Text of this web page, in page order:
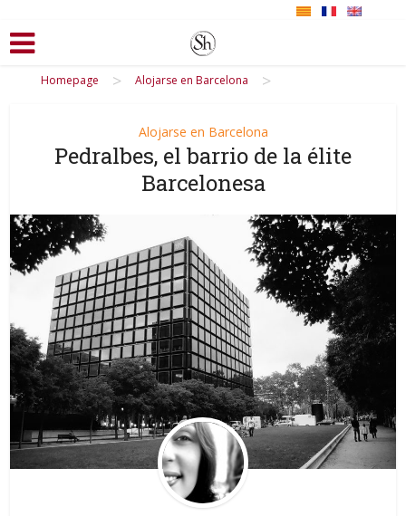
Homepage > Alojarse en Barcelona >
Alojarse en Barcelona
Pedralbes, el barrio de la élite
Barcelonesa